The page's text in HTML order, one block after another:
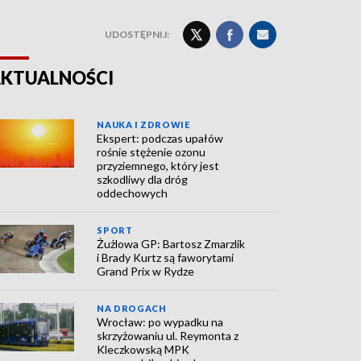
UDOSTĘPNIJ:
NAUKA I ZDROWIE
Ekspert: podczas upałów
rośnie stężenie ozonu
przyziemnego, który jest
szkodliwy dla dróg
oddechowych
SPORT
Żużlowa GP: Bartosz Zmarzlik
i Brady Kurtz są faworytami
Grand Prix w Rydze
NA DROGACH
Wrocław: po wypadku na
skrzyżowaniu ul. Reymonta z
Kleczkowską MPK